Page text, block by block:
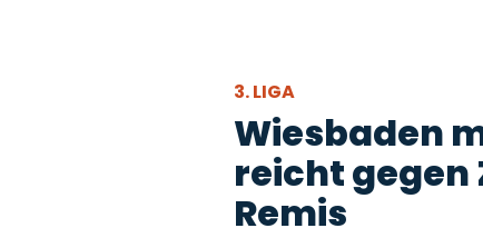
3. LIGA
Wiesbaden
reicht gegen
Remis